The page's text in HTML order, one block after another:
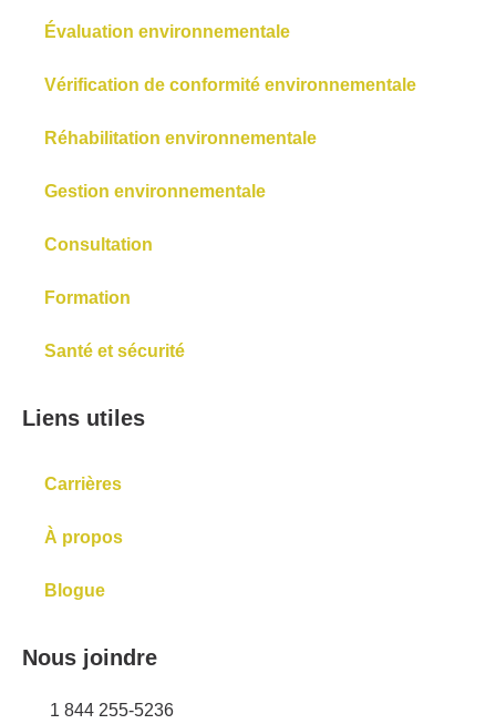
Évaluation environnementale
Vérification de conformité environnementale
Réhabilitation environnementale
Gestion environnementale
Consultation
Formation
Santé et sécurité
Liens utiles
Carrières
À propos
Blogue
Nous joindre
1 844 255-5236